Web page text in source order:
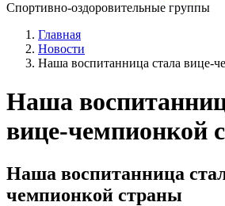
Спортивно-оздоровительные группы
Главная
Новости
Наша воспитанница стала вице-
Наша
вице-чемпионкой
Наша воспитанница
чемпионкой страны